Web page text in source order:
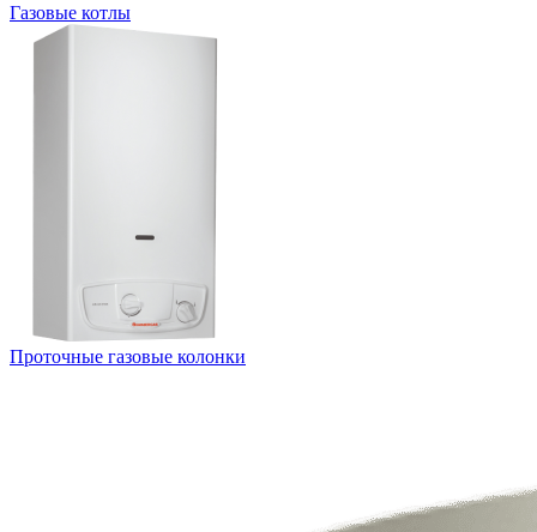
Газовые котлы
Проточные газовые колонки